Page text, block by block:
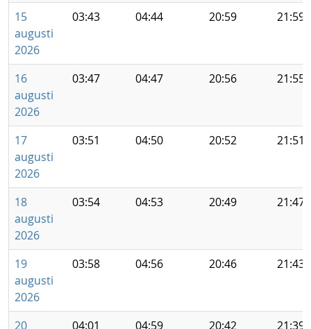
15
augusti
2026
03:43 04:44 20:59 21:59
16
augusti
2026
03:47 04:47 20:56 21:55
17
augusti
2026
03:51 04:50 20:52 21:51
18
augusti
2026
03:54 04:53 20:49 21:47
19
augusti
2026
03:58 04:56 20:46 21:43
20
04:01 04:59 20:42 21:39